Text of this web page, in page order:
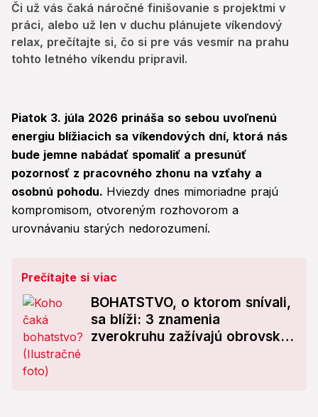
Či už vás čaká náročné finišovanie s projektmi v
práci, alebo už len v duchu plánujete víkendový
relax, prečítajte si, čo si pre vás vesmír na prahu
tohto letného víkendu pripravil.
Piatok 3. júla 2026 prináša so sebou uvoľnenú
energiu blížiacich sa víkendových dní, ktorá nás
bude jemne nabádať spomaliť a presunúť
pozornosť z pracovného zhonu na vzťahy a
osobnú pohodu. Hviezdy dnes mimoriadne prajú
kompromisom, otvoreným rozhovorom a
urovnávaniu starých nedorozumení.
Prečítajte si viac
BOHATSTVO, o ktorom snívali,
sa blíži: 3 znamenia
zverokruhu zažívajú obrovský